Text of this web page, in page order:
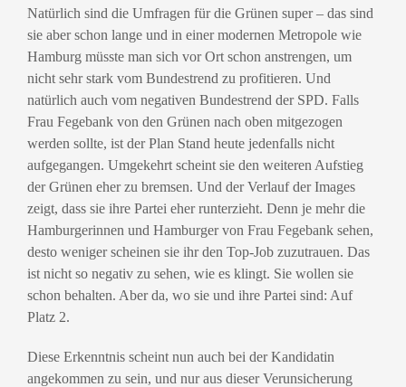
Natürlich sind die Umfragen für die Grünen super – das sind
sie aber schon lange und in einer modernen Metropole wie
Hamburg müsste man sich vor Ort schon anstrengen, um
nicht sehr stark vom Bundestrend zu profitieren. Und
natürlich auch vom negativen Bundestrend der SPD. Falls
Frau Fegebank von den Grünen nach oben mitgezogen
werden sollte, ist der Plan Stand heute jedenfalls nicht
aufgegangen. Umgekehrt scheint sie den weiteren Aufstieg
der Grünen eher zu bremsen. Und der Verlauf der Images
zeigt, dass sie ihre Partei eher runterzieht. Denn je mehr die
Hamburgerinnen und Hamburger von Frau Fegebank sehen,
desto weniger scheinen sie ihr den Top-Job zuzutrauen. Das
ist nicht so negativ zu sehen, wie es klingt. Sie wollen sie
schon behalten. Aber da, wo sie und ihre Partei sind: Auf
Platz 2.
Diese Erkenntnis scheint nun auch bei der Kandidatin
angekommen zu sein, und nur aus dieser Verunsicherung